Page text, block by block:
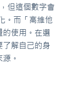
但這個數字會
。而「高維他
的使用。在選
了解自己的身
。